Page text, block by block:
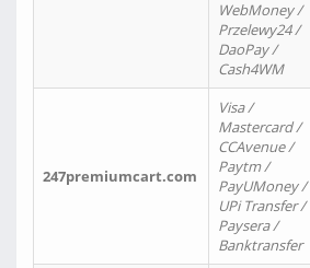
WebMoney /
Przelewy24 /
DaoPay /
Cash4WM
247premiumcart.com
Visa /
Mastercard /
CCAvenue /
Paytm /
PayUMoney /
UPi Transfer /
Paysera /
Banktransfer